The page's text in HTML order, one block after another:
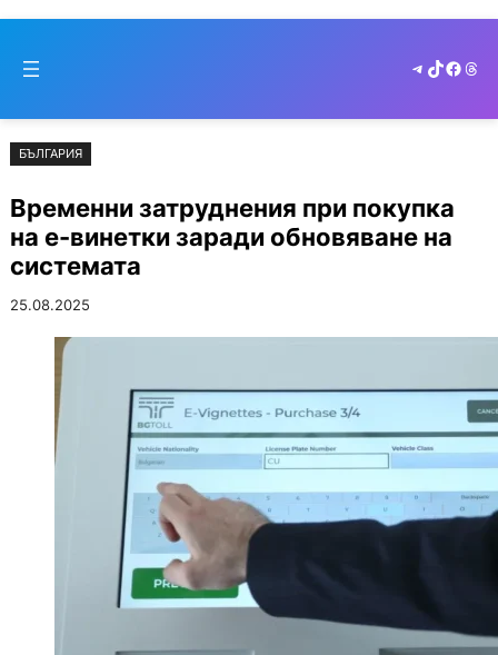
съдържанието
to
Telegram
TikTok
БЪЛГАРИЯ
Временни затруднения при покупка
на е-винетки заради обновяване на
системата
25.08.2025